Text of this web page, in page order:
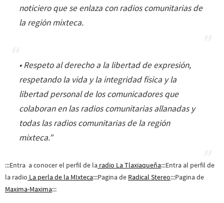
noticiero que se enlaza con radios comunitarias de
la región mixteca.
• Respeto al derecho a la libertad de expresión,
respetando la vida y la integridad física y la
libertad personal de los comunicadores que
colaboran en las radios comunitarias allanadas y
todas las radios comunitarias de la región
mixteca.”
:::Entra a conocer el perfil de la radio La Tlaxiaqueña:::Entra al perfil de
la radio La perla de la MIxteca:::Pagina de Radical Stereo:::Pagina de
Maxima-Maxima:::